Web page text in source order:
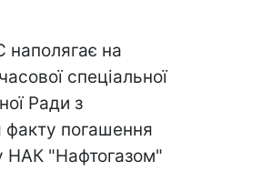
на
спеціальної
Ради з
факту погашення
НАК "Нафтогазом"